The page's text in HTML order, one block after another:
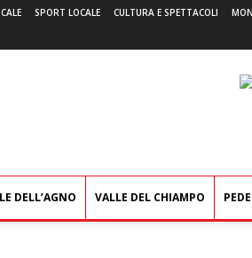
SPORT LOCALE CULTURA E SPETTACOLI
DELL’AGNO VALLE DEL CHIAMPO